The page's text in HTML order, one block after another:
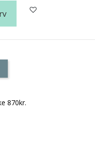
870kr.